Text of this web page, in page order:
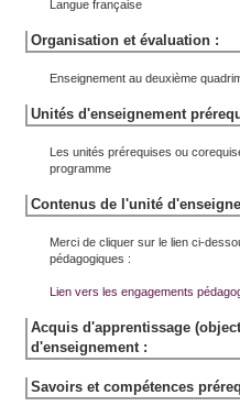
Langue française
Organisation et évaluation :
Enseignement au deuxième
Unités d'enseignement
Les unités prérequises ou
programme
Contenus de l'unité
Merci de cliquer sur le lien ci-
pédagogiques :
Lien vers les engagements
Acquis d'apprentissage
d'enseignement :
Savoirs et compétences